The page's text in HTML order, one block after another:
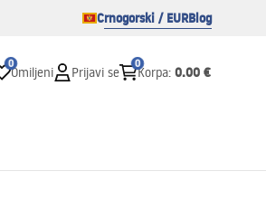
Crnogorski / EURBlog
0
Omiljeni Prijavi se
0
Korpa: 0.00 €